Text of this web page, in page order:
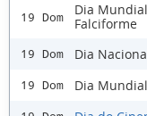
19 Dom
Dia
Falciforme
19 Dom Dia
19 Dom Dia